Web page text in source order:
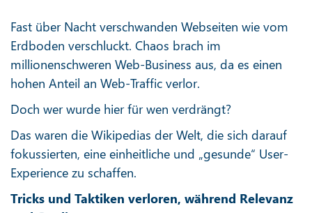
Fast über Nacht verschwanden Webseiten wie vom
Erdboden verschluckt. Chaos brach im
millionenschweren Web-Business aus, da es einen
hohen Anteil an Web-Traffic verlor.
Doch wer wurde hier für wen verdrängt?
Das waren die Wikipedias der Welt, die sich darauf
fokussierten, eine einheitliche und „gesunde“ User-
Experience zu schaffen.
Tricks und Taktiken verloren, während Relevanz